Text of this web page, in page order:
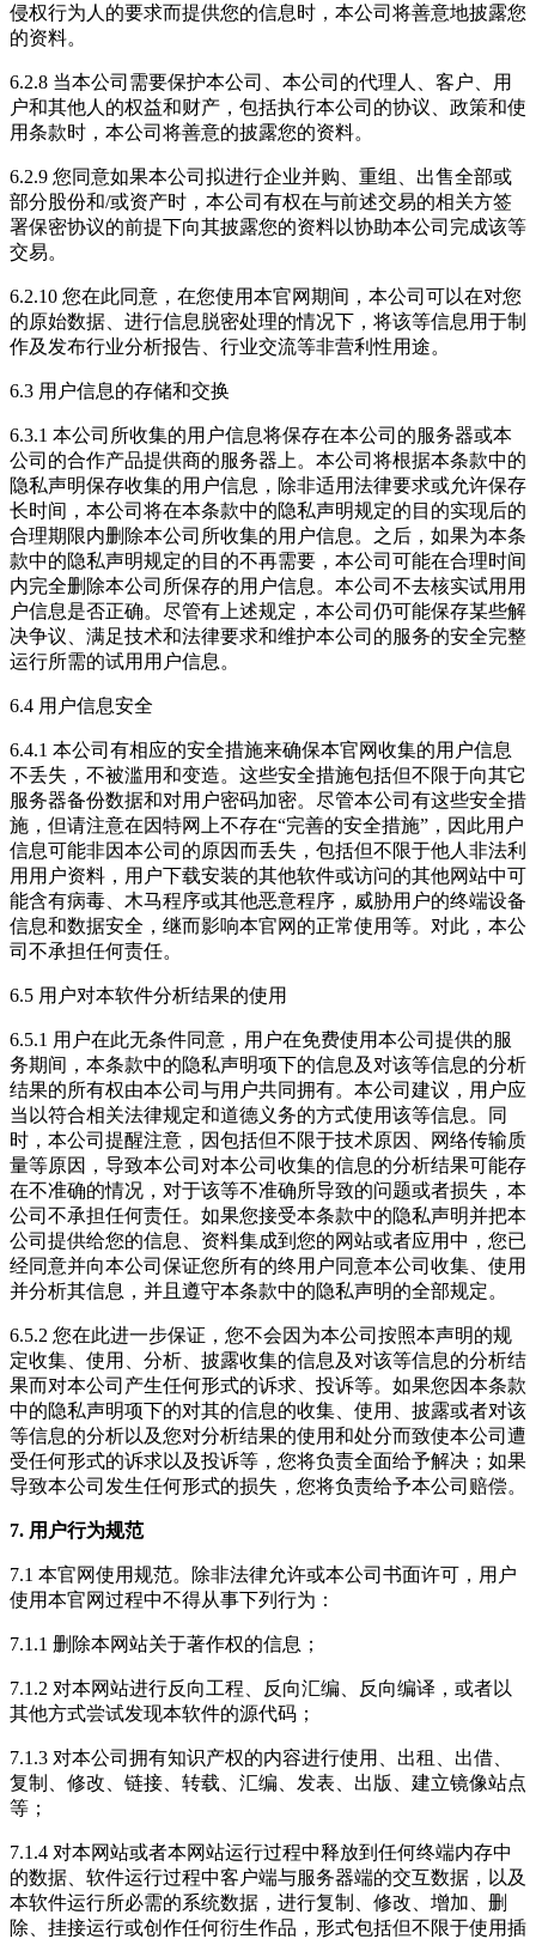
侵权行为人的要求而提供您的信息时，本公司将善意地披露您
的资料。
6.2.8 当本公司需要保护本公司、本公司的代理人、客户、用
户和其他人的权益和财产，包括执行本公司的协议、政策和使
用条款时，本公司将善意的披露您的资料。
6.2.9 您同意如果本公司拟进行企业并购、重组、出售全部或
部分股份和/或资产时，本公司有权在与前述交易的相关方签
署保密协议的前提下向其披露您的资料以协助本公司完成该等
交易。
6.2.10 您在此同意，在您使用本官网期间，本公司可以在对您
的原始数据、进行信息脱密处理的情况下，将该等信息用于制
作及发布行业分析报告、行业交流等非营利性用途。
6.3 用户信息的存储和交换
6.3.1 本公司所收集的用户信息将保存在本公司的服务器或本
公司的合作产品提供商的服务器上。本公司将根据本条款中的
隐私声明保存收集的用户信息，除非适用法律要求或允许保存
长时间，本公司将在本条款中的隐私声明规定的目的实现后的
合理期限内删除本公司所收集的用户信息。之后，如果为本条
款中的隐私声明规定的目的不再需要，本公司可能在合理时间
内完全删除本公司所保存的用户信息。本公司不去核实试用用
户信息是否正确。尽管有上述规定，本公司仍可能保存某些解
决争议、满足技术和法律要求和维护本公司的服务的安全完整
运行所需的试用用户信息。
6.4 用户信息安全
6.4.1 本公司有相应的安全措施来确保本官网收集的用户信息
不丢失，不被滥用和变造。这些安全措施包括但不限于向其它
服务器备份数据和对用户密码加密。尽管本公司有这些安全措
施，但请注意在因特网上不存在“完善的安全措施”，因此用户
信息可能非因本公司的原因而丢失，包括但不限于他人非法利
用用户资料，用户下载安装的其他软件或访问的其他网站中可
能含有病毒、木马程序或其他恶意程序，威胁用户的终端设备
信息和数据安全，继而影响本官网的正常使用等。对此，本公
司不承担任何责任。
6.5 用户对本软件分析结果的使用
6.5.1 用户在此无条件同意，用户在免费使用本公司提供的服
务期间，本条款中的隐私声明项下的信息及对该等信息的分析
结果的所有权由本公司与用户共同拥有。本公司建议，用户应
当以符合相关法律规定和道德义务的方式使用该等信息。同
时，本公司提醒注意，因包括但不限于技术原因、网络传输质
量等原因，导致本公司对本公司收集的信息的分析结果可能存
在不准确的情况，对于该等不准确所导致的问题或者损失，本
公司不承担任何责任。如果您接受本条款中的隐私声明并把本
公司提供给您的信息、资料集成到您的网站或者应用中，您已
经同意并向本公司保证您所有的终用户同意本公司收集、使用
并分析其信息，并且遵守本条款中的隐私声明的全部规定。
6.5.2 您在此进一步保证，您不会因为本公司按照本声明的规
定收集、使用、分析、披露收集的信息及对该等信息的分析结
果而对本公司产生任何形式的诉求、投诉等。如果您因本条款
中的隐私声明项下的对其的信息的收集、使用、披露或者对该
等信息的分析以及您对分析结果的使用和处分而致使本公司遭
受任何形式的诉求以及投诉等，您将负责全面给予解决；如果
导致本公司发生任何形式的损失，您将负责给予本公司赔偿。
7. 用户行为规范
7.1 本官网使用规范。除非法律允许或本公司书面许可，用户
使用本官网过程中不得从事下列行为：
7.1.1 删除本网站关于著作权的信息；
7.1.2 对本网站进行反向工程、反向汇编、反向编译，或者以
其他方式尝试发现本软件的源代码；
7.1.3 对本公司拥有知识产权的内容进行使用、出租、出借、
复制、修改、链接、转载、汇编、发表、出版、建立镜像站点
等；
7.1.4 对本网站或者本网站运行过程中释放到任何终端内存中
的数据、软件运行过程中客户端与服务器端的交互数据，以及
本软件运行所必需的系统数据，进行复制、修改、增加、删
除、挂接运行或创作任何衍生作品，形式包括但不限于使用插